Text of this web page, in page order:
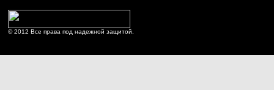
© 2012 Все права под надежной защитой.